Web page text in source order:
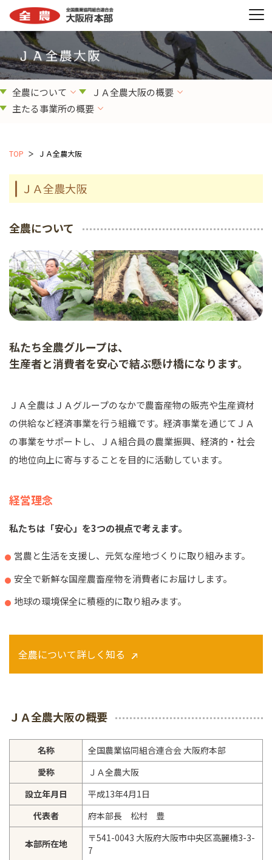
全農について
ＪＡ全農大阪の概要
主たる事業所の概要
TOP ＪＡ全農大阪
ＪＡ全農大阪
全農について
私たち全農グループは、
生産者と消費者を安心で結ぶ懸け橋になります。
ＪＡ全農はＪＡグループのなかで農畜産物の販売や生産資材
の供給など経済事業を行う組織です。経済事業を通じてＪＡ
の事業をサポートし、ＪＡ組合員の農業振興、経済的・社会
的地位向上に寄与することを目的に活動しています。
経営理念
私たちは「安心」を3つの視点で考えます。
営農と生活を支援し、元気な産地づくりに取り組みます。
安全で新鮮な国産農畜産物を消費者にお届けします。
地球の環境保全に積極的に取り組みます。
全農について詳しく知る
ＪＡ全農大阪の概要
名称
全国農業協同組合連合会 大阪府本部
愛称
ＪＡ全農大阪
設立年月日
平成13年4月1日
代表者
府本部長 松村 豊
本部所在地
〒541-0043 大阪府大阪市中央区高麗橋3-3-
7